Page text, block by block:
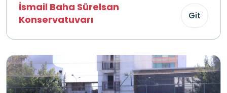
İsmail Baha Sürelsan
Konservatuvarı
Git